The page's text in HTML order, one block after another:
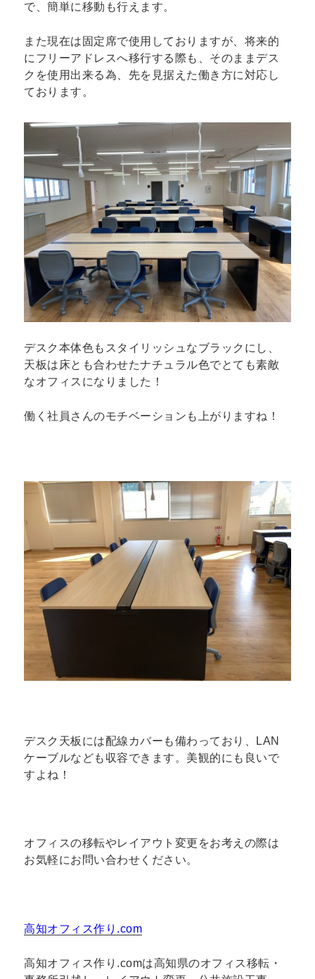
で、簡単に移動も行えます。
また現在は固定席で使用しておりますが、将来的
にフリーアドレスへ移行する際も、そのままデス
クを使用出来る為、先を見据えた働き方に対応し
ております。
デスク本体色もスタイリッシュなブラックにし、
天板は床とも合わせたナチュラル色でとても素敵
なオフィスになりました！
働く社員さんのモチベーションも上がりますね！
デスク天板には配線カバーも備わっており、LAN
ケーブルなども収容できます。美観的にも良いで
すよね！
オフィスの移転やレイアウト変更をお考えの際は
お気軽にお問い合わせください。
高知オフィス作り.com
高知オフィス作り.comは高知県のオフィス移転・